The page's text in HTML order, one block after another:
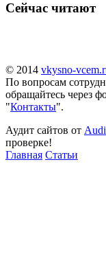
Сейчас читают
© 2014 vkysno-
По вопросам
обращайтесь через
"Контакты".
Аудит сайтов от
проверке!
Главная Статьи